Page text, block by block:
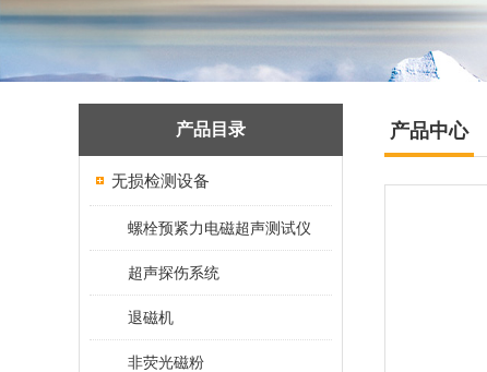
产品目录
无损检测设备
螺栓预紧力电磁超声测试仪
超声探伤系统
退磁机
非荧光磁粉
产品中心